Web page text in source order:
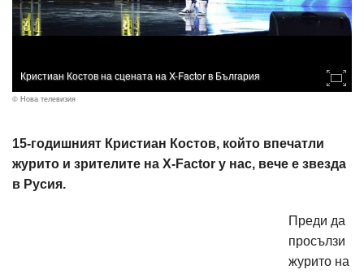
Кристиан Костов на сцената на X-Factor в България
© Нова телевизия
15-годишният Кристиан Костов, който впечатли
журито и зрителите на X-Factor у нас, вече е звезда
в Русия.
Преди да
просълзи
журито на